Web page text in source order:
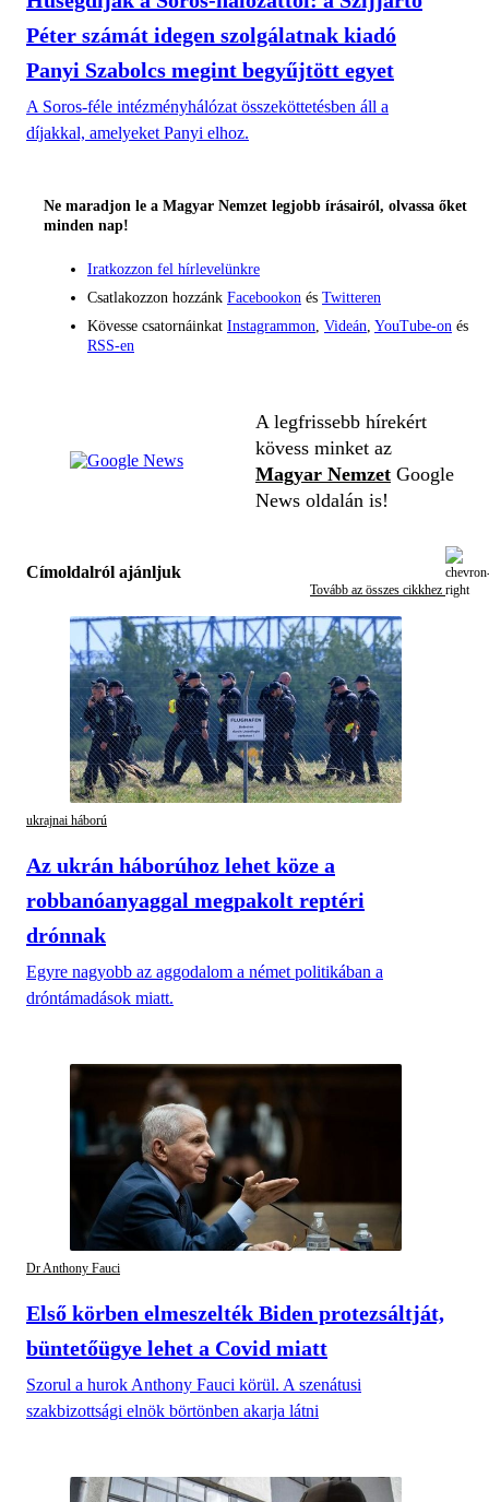
Péter számát idegen szolgálatnak kiadó
Panyi Szabolcs megint begyűjtött egyet
A Soros-féle intézményhálózat összeköttetésben áll a
díjakkal, amelyeket Panyi elhoz.
Ne maradjon le a Magyar Nemzet legjobb írásairól, olvassa őket
minden nap!
Iratkozzon fel hírlevelünkre
Csatlakozzon hozzánk Facebookon és Twitteren
Kövesse csatornáinkat Instagrammon Videán YouTube-on és
RSS-en
A legfrissebb hírekért
kövess minket az
Magyar Nemzet Google
News oldalán is!
Címoldalról ajánljuk
Tovább az összes cikkhez
ukrajnai háború
Az ukrán háborúhoz lehet köze a
robbanóanyaggal megpakolt reptéri
drónnak
Egyre nagyobb az aggodalom a német politikában a
dróntámadások miatt.
Dr Anthony Fauci
Első körben elmeszelték Biden protezsáltját,
büntetőügye lehet a Covid miatt
Szorul a hurok Anthony Fauci körül. A szenátusi
szakbizottsági elnök börtönben akarja látni